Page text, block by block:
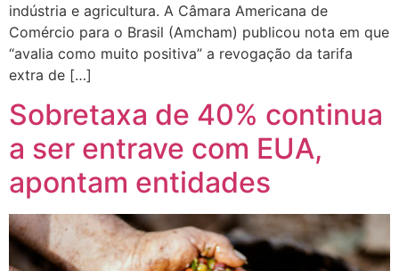
indústria e agricultura. A Câmara Americana de
Comércio para o Brasil (Amcham) publicou nota em que
“avalia como muito positiva” a revogação da tarifa
extra de […]
Sobretaxa de 40% continua
a ser entrave com EUA,
apontam entidades